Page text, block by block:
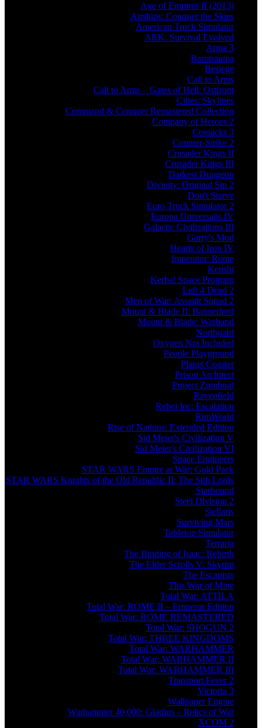
Age of Empires II (2013)
Airships: Conquer the Skies
American Truck Simulator
ARK: Survival Evolved
Arma 3
Barotrauma
Besiege
Call to Arms
Call to Arms – Gates of Hell: Ostfront
Cities: Skylines
Command & Conquer Remastered Collection
Company of Heroes 2
Cossacks 3
Counter-Strike 2
Crusader Kings II
Crusader Kings III
Darkest Dungeon
Divinity: Original Sin 2
Don't Starve
Euro Truck Simulator 2
Europa Universalis IV
Galactic Civilizations III
Garry's Mod
Hearts of Iron IV
Imperator: Rome
Kenshi
Kerbal Space Program
Left 4 Dead 2
Men of War: Assault Squad 2
Mount & Blade II: Bannerlord
Mount & Blade: Warband
Northgard
Oxygen Not Included
People Playground
Planet Coaster
Prison Architect
Project Zomboid
Ravenfield
Rebel Inc: Escalation
RimWorld
Rise of Nations: Extended Edition
Sid Meier's Civilization V
Sid Meier's Civilization VI
Space Engineers
STAR WARS Empire at War: Gold Pack
STAR WARS Knights of the Old Republic II: The Sith Lords
Starbound
Steel Division 2
Stellaris
Surviving Mars
Tabletop Simulator
Terraria
The Binding of Isaac: Rebirth
The Elder Scrolls V: Skyrim
The Escapists
This War of Mine
Total War: ATTILA
Total War: ROME II – Emperor Edition
Total War: ROME REMASTERED
Total War: SHOGUN 2
Total War: THREE KINGDOMS
Total War: WARHAMMER
Total War: WARHAMMER II
Total War: WARHAMMER III
Transport Fever 2
Victoria 3
Wallpaper Engine
Warhammer 40,000: Gladius – Relics of War
XCOM 2